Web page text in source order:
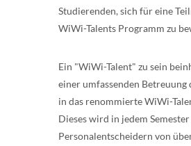
Studierenden, sich für eine
WiWi-Talents Programm zu
Ein "WiWi-Talent" zu sein
einer umfassenden Betreuung
in das renommierte WiWi-
Dieses wird in jedem Semester
Personalentscheidern von